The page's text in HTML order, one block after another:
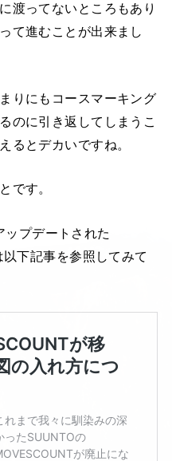
渡ってないところもあり
て進むことが出来まし
りにもコースマーキング
のに引き返してしまうこ
るとデカいですね。
です。
プデートされた
下記事を参照してみて